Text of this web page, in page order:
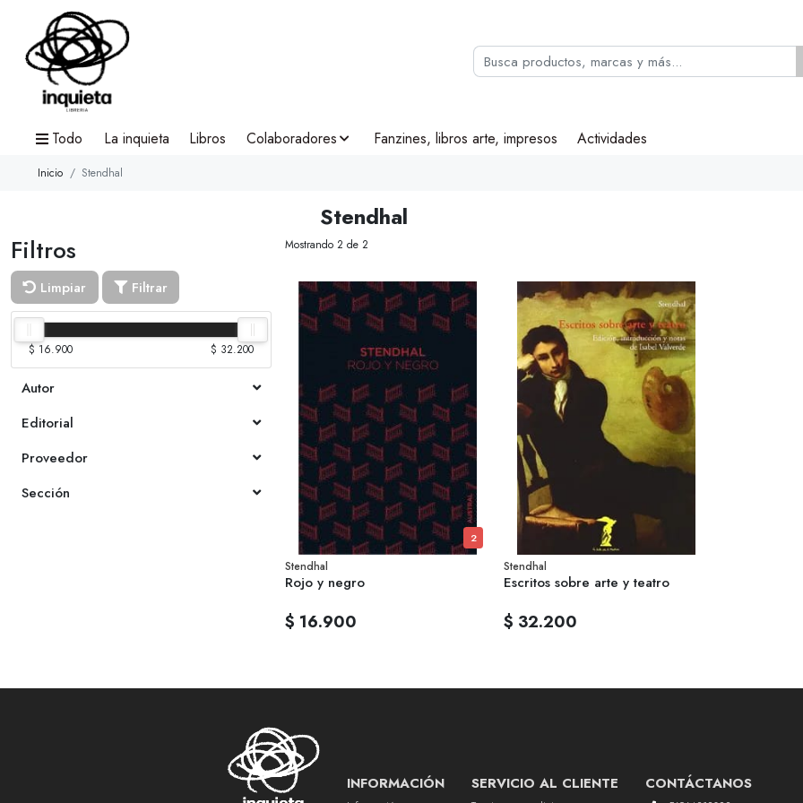
Todo La inquieta Libros Colaboradores Fanzines, libros arte, impresos Actividades
Inicio Stendhal
Stendhal
Filtros
Limpiar Filtrar
$ 16.900 $ 32.200
Autor
Editorial
Proveedor
Sección
Mostrando 2 de 2
2
Stendhal
Rojo y negro
$ 16.900
Stendhal
Escritos sobre arte y teatro
$ 32.200
INFORMACIÓN SERVICIO AL CLIENTE CONTÁCTANOS